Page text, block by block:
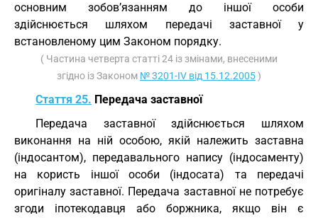
основним зобов’язанням до іншої особи
здійснюється шляхом передачі заставної у
встановленому цим Законом порядку.
( Частина четверта статті 24 із змінами, внесеними
згідно із Законом № 3201-IV від 15.12.2005)
Стаття 25. Передача заставної
Передача заставної здійснюється шляхом
виконання на ній особою, якій належить заставна
(індосантом), передавального напису (індосаменту)
на користь іншої особи (індосата) та передачі
оригіналу заставної. Передача заставної не потребує
згоди іпотекодавця або боржника, якщо він є